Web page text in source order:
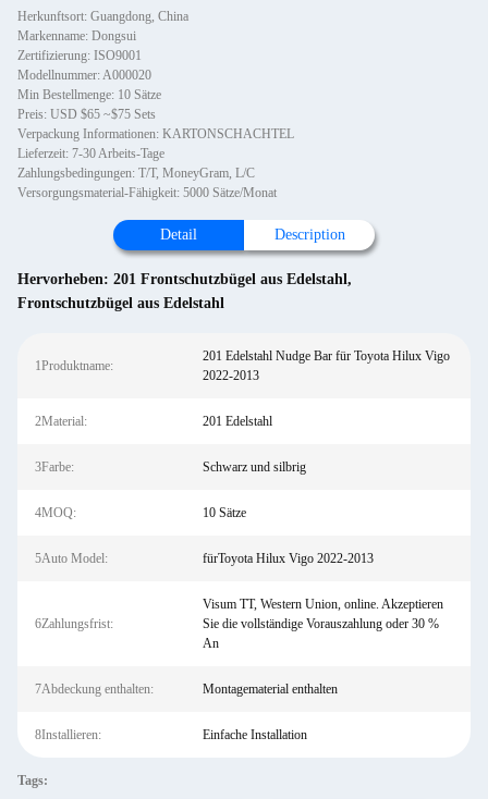
Herkunftsort: Guangdong, China
Markenname: Dongsui
Zertifizierung: ISO9001
Modellnummer: A000020
Min Bestellmenge: 10 Sätze
Preis: USD $65 ~$75 Sets
Verpackung Informationen: KARTONSCHACHTEL
Lieferzeit: 7-30 Arbeits-Tage
Zahlungsbedingungen: T/T, MoneyGram, L/C
Versorgungsmaterial-Fähigkeit: 5000 Sätze/Monat
Detail Description
Hervorheben: 201 Frontschutzbügel aus Edelstahl,
Frontschutzbügel aus Edelstahl
1Produktname:
201 Edelstahl Nudge Bar für Toyota Hilux Vigo
2022-2013
2Material: 201 Edelstahl
3Farbe: Schwarz und silbrig
4MOQ: 10 Sätze
5Auto Model: fürToyota Hilux Vigo 2022-2013
6Zahlungsfrist:
Visum TT, Western Union, online. Akzeptieren
Sie die vollständige Vorauszahlung oder 30 %
An
7Abdeckung enthalten: Montagematerial enthalten
8Installieren: Einfache Installation
Tags: